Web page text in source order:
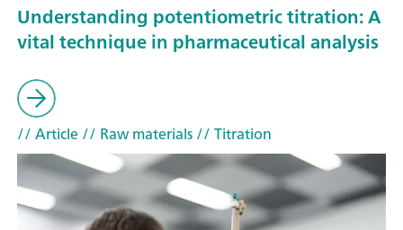
Understanding potentiometric titration: A
vital technique in pharmaceutical analysis
// Article// Raw materials// Titration